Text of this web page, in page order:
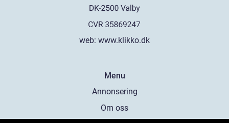
web: www.klikko.dk
Menu
Annonsering
Om oss